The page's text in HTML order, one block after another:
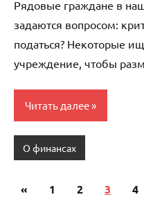
Рядовые граждане в
задаются вопросом:
податься? Некоторые
учреждение, чтобы
Читать далее
О финансах
« Предыдущие
1 2 3 4